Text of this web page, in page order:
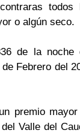
todos
o algún seco.
de la noche
Febrero del
premio mayor
Valle del